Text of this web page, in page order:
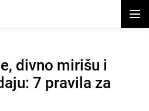
divno mirišu i
7 pravila za